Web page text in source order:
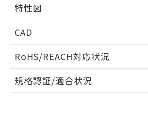
外形図
特性図
電気的寿命曲線
CAD
ドすることができます。
ログイン/会員登録
RoHS/REACH対応状況
EU RoHS 注意事項・凡例
規格認証/適合状況
既に当社にて対応品への在庫切
していることから、特段のことが